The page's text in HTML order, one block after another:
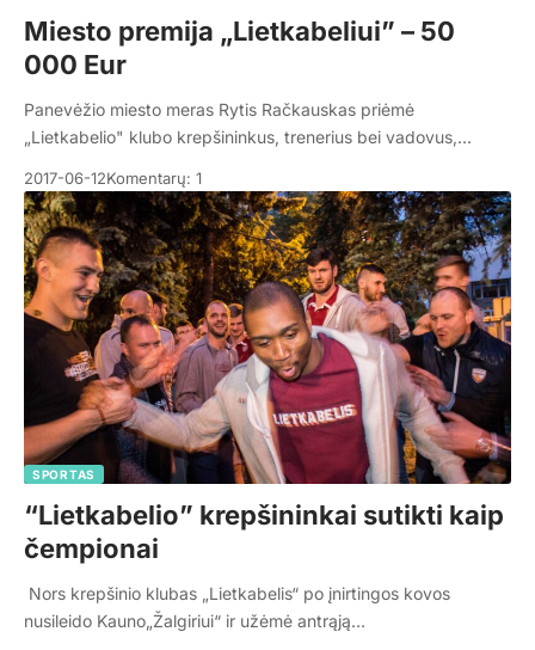
Miesto premija „Lietkabeliui” – 50
000 Eur
Panevėžio miesto meras Rytis Račkauskas priėmė
„Lietkabelio" klubo krepšininkus, trenerius bei vadovus,…
2017-06-12Komentarų: 1
SPORTAS
“Lietkabelio” krepšininkai sutikti kaip
čempionai
Nors krepšinio klubas „Lietkabelis“ po įnirtingos kovos
nusileido Kauno„Žalgiriui“ ir užėmė antrąją…